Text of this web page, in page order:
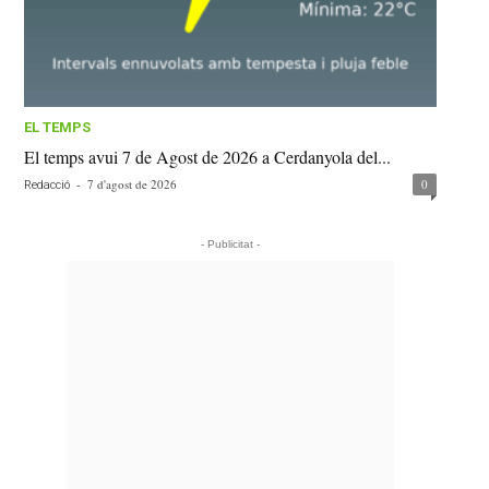
EL TEMPS
El temps avui 7 de Agost de 2026 a Cerdanyola del...
Redacció - 7 d'agost de 2026 0
- Publicitat -